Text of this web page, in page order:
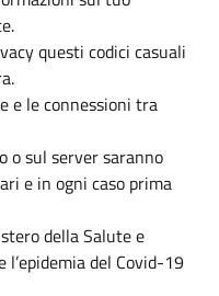
questi codici casuali
e le connessioni tra
o sul server saranno
e in ogni caso prima
della Salute e
del Covid-19